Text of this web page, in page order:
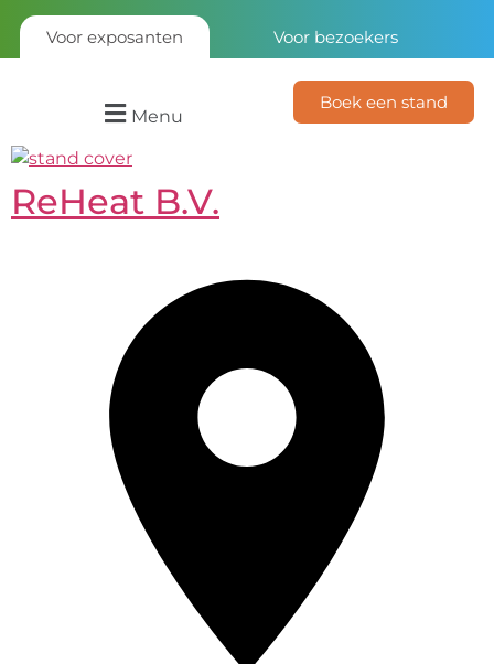
Voor exposanten Voor bezoekers
Menu
Boek een stand
ReHeat B.V.